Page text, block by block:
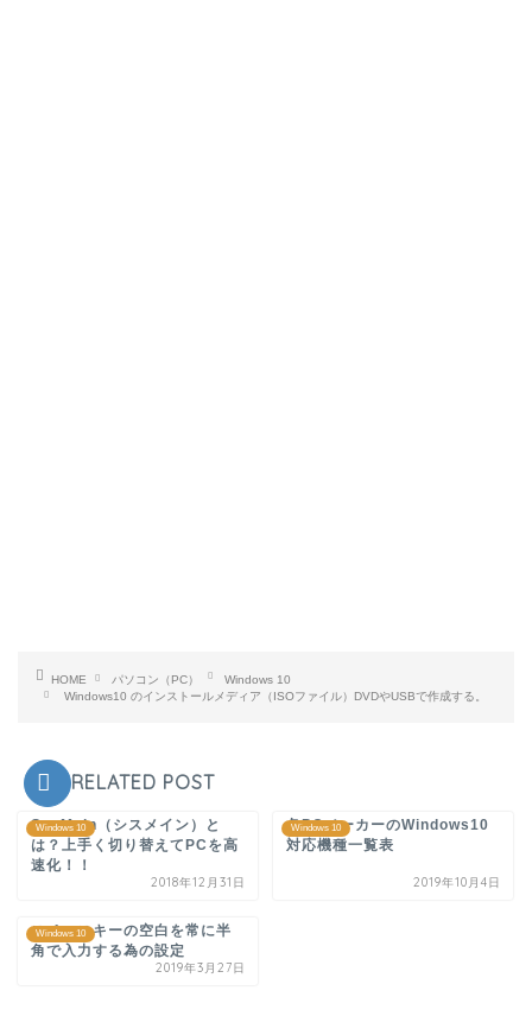
HOME パソコン（PC）
Windows 10
Windows10 のインストールメディア（ISOファイル）DVDやUSBで作成する。
RELATED POST
Windows 10
SysMain（シスメイン）と
は？上手く切り替えてPCを高
速化！！
2018年12月31日
Windows 10
各PCメーカーのWindows10
対応機種一覧表
2019年10月4日
Windows 10
スペースキーの空白を常に半
角で入力する為の設定
2019年3月27日